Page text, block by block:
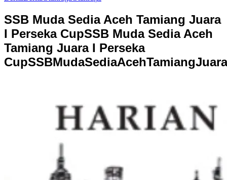
SSB Muda Sedia Aceh Tamiang Juara
I Perseka CupSSB Muda Sedia Aceh
Tamiang Juara I Perseka
CupSSBMudaSediaAcehTamiangJuara